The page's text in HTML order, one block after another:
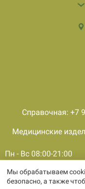
Пн - Вс 08:00-21:00
Справочная: +7
Медицинские
© 2001 - 2026, все
Мединвест»,
Мы обрабатываем
безопасно, а также